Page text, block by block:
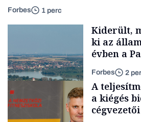
Forbes 1 perc
Kiderült,
ki az
évben a
Forbes 2
A
a kiégés